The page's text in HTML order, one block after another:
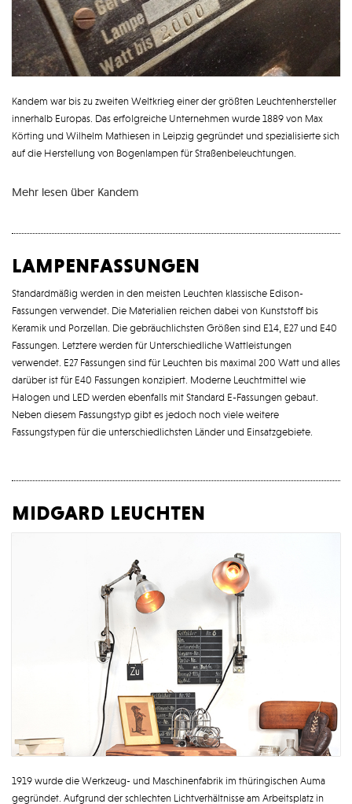
Kandem war bis zu zweiten Weltkrieg einer der größten Leuchtenhersteller
innerhalb Europas. Das erfolgreiche Unternehmen wurde 1889 von Max
Körting und Wilhelm Mathiesen in Leipzig gegründet und spezialisierte sich
auf die Herstellung von Bogenlampen für Straßenbeleuchtungen.
Mehr lesen über Kandem
lampenfassungen
Standardmäßig werden in den meisten Leuchten klassische Edison-
Fassungen verwendet. Die Materialien reichen dabei von Kunststoff bis
Keramik und Porzellan. Die gebräuchlichsten Größen sind E14, E27 und E40
Fassungen. Letztere werden für Unterschiedliche Wattleistungen
verwendet. E27 Fassungen sind für Leuchten bis maximal 200 Watt und alles
darüber ist für E40 Fassungen konzipiert. Moderne Leuchtmittel wie
Halogen und LED werden ebenfalls mit Standard E-Fassungen gebaut.
Neben diesem Fassungstyp gibt es jedoch noch viele weitere
Fassungstypen für die unterschiedlichsten Länder und Einsatzgebiete.
midgard leuchten
1919 wurde die Werkzeug- und Maschinenfabrik im thüringischen Auma
gegründet. Aufgrund der schlechten Lichtverhältnisse am Arbeitsplatz in